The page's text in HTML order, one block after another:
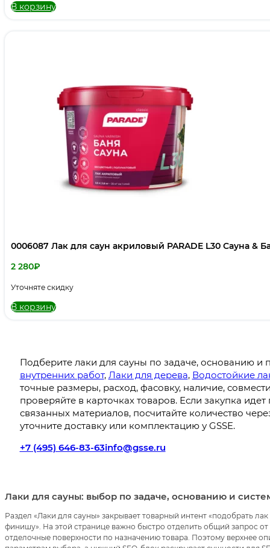
В корзину
0006087 Лак для саун акриловый PARADE L30 Сауна &
2 280₽
Уточняте скидку
В корзину
Подберите лаки для сауны по задаче, основанию и
внутренних работ, Лаки для дерева, Водостойкие
точные размеры, расход, фасовку, наличие,
проверяйте в карточках товаров. Если закупка
связанных материалов, посчитайте количество
уточните доставку или комплектацию у GSSE.
+7 (495) 646-83-63info@gsse.ru
Лаки для сауны: выбор по задаче, основанию и
Раздел «Лаки для сауны» закрывает товарный интент «подобрать
финишу». На этой странице важно быстро отделить общий запрос
отделочные поверхности по назначению товара. Поэтому верхнее